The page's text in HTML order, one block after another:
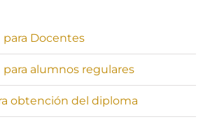
Docentes
alumnos regulares
obtención del diploma